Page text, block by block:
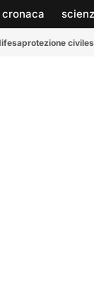
cronaca
protezione civile